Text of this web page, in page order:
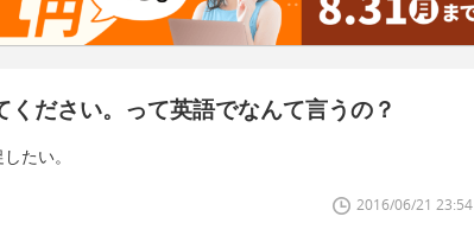
ださい。って英語でなんて言うの？
たい。
2016/06/21 23:54